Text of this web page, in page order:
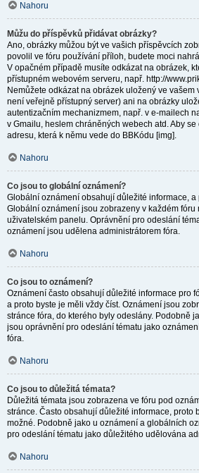
Nahoru
Můžu do příspěvků přidávat obrázky?
Ano, obrázky můžou být ve vašich příspěvcích
povolil ve fóru používání příloh, budete moci
V opačném případě musíte odkázat na obrázek,
přístupném webovém serveru, např. http://
Nemůžete odkázat na obrázek uložený ve vašem
není veřejně přístupný server) ani na obrázky
autentizačním mechanizmem, např. v e-mailech
v Gmailu, heslem chráněných webech atd. Aby
adresu, která k němu vede do BBKódu [img].
Nahoru
Co jsou to globální oznámení?
Globální oznámení obsahují důležité informace, a
Globální oznámení jsou zobrazeny v každém fóru
uživatelském panelu. Oprávnění pro odeslání
oznámení jsou udělena administrátorem fóra.
Nahoru
Co jsou to oznámení?
Oznámení často obsahují důležité informace pro
a proto byste je měli vždy číst. Oznámení jsou
stránce fóra, do kterého byly odeslány. Podobně
jsou oprávnění pro odeslání tématu jako
fóra.
Nahoru
Co jsou to důležitá témata?
Důležitá témata jsou zobrazena ve fóru pod
stránce. Často obsahují důležité informace, proto
možné. Podobně jako u oznámení a globálních
pro odeslání tématu jako důležitého udělována
Nahoru